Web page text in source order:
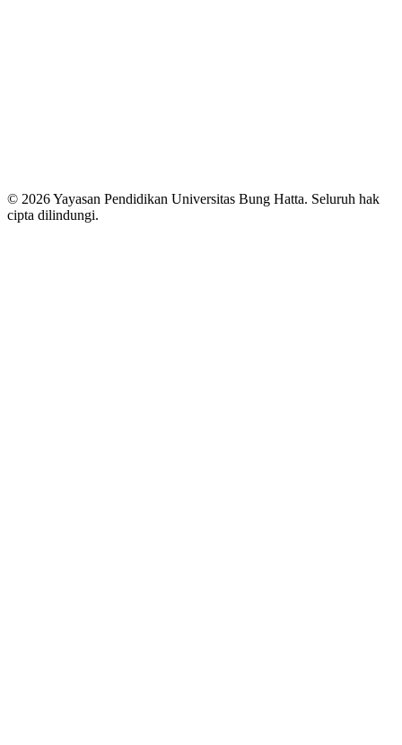
© 2026 Yayasan Pendidikan Universitas Bung Hatta. Seluruh hak
cipta dilindungi.